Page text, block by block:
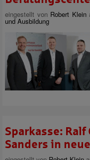
eingestellt von Robert Klein
und Ausbildung
Sparkasse:
Sanders in